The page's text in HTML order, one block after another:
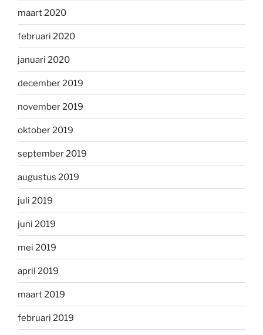
maart 2020
februari 2020
januari 2020
december 2019
november 2019
oktober 2019
september 2019
augustus 2019
juli 2019
juni 2019
mei 2019
april 2019
maart 2019
februari 2019